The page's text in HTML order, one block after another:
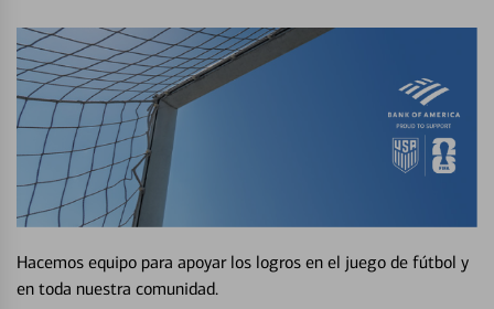
Hacemos equipo para apoyar los logros en el juego de fútbol y
en toda nuestra comunidad.